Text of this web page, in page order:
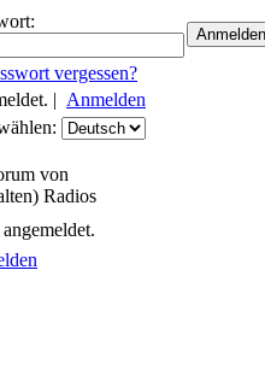
vergessen?
| Anmelden
von
Radios